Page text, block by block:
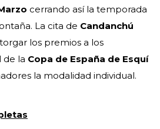
cerrando así la temporada
La cita de Candanchú
los premios a los
de la Copa de España de Esquí
la modalidad individual.